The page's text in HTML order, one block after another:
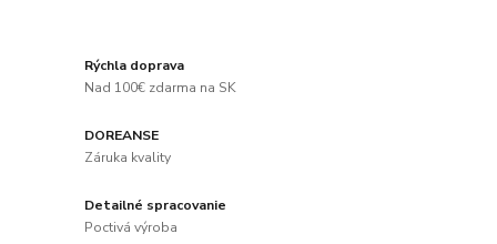
Rýchla doprava
Nad 100€ zdarma na SK
DOREANSE
Záruka kvality
Detailné spracovanie
Poctivá výroba